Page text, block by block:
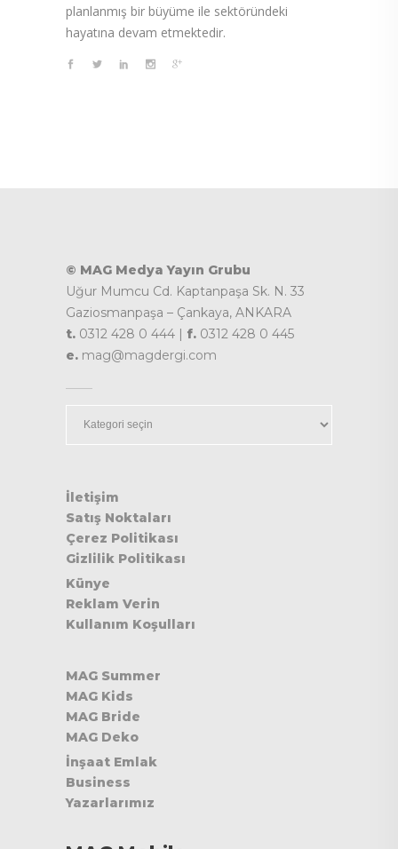
planlanmış bir büyüme ile sektöründeki
hayatına devam etmektedir.
© MAG Medya Yayın Grubu
Uğur Mumcu Cd. Kaptanpaşa Sk. N. 33
Gaziosmanpaşa – Çankaya, ANKARA
t. 0312 428 0 444 | f. 0312 428 0 445
e. mag@magdergi.com
İletişim
Satış Noktaları
Çerez Politikası
Gizlilik Politikası
Künye
Reklam Verin
Kullanım Koşulları
MAG Summer
MAG Kids
MAG Bride
MAG Deko
İnşaat Emlak
Business
Yazarlarımız